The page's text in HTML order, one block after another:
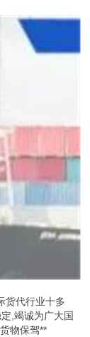
货代行业十多
,竭诚为广大国
物保驾**